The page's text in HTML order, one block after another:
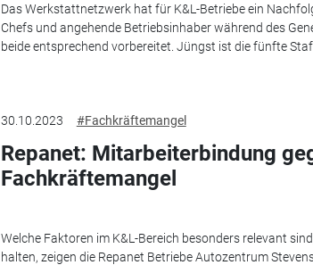
Das Werkstattnetzwerk hat für K&L-Betriebe ein
Chefs und angehende Betriebsinhaber während des
beide entsprechend vorbereitet. Jüngst ist die fünfte
30.10.2023 #Fachkräftemangel
Repanet: Mitarbeiterbindung
Fachkräftemangel
Welche Faktoren im K&L-Bereich besonders relevant
halten, zeigen die Repanet Betriebe Autozentrum